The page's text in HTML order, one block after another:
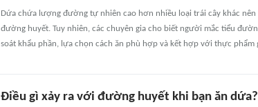
Dứa chứa lượng đường tự nhiên cao hơn nhiều loại trái cây khác nên
đường huyết. Tuy nhiên, các chuyên gia cho biết người mắc tiểu
soát khẩu phần, lựa chọn cách ăn phù hợp và kết hợp với thực phẩm
Điều gì xảy ra với đường huyết khi bạn ăn dứa?